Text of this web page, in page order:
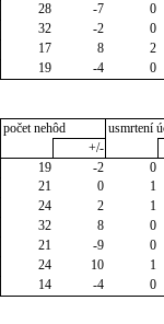
28 -7
0
32 -2
0
17 8
2
19 -4 0
počet nehôd
usmrtení
+/-
19 -2
0
21 0
1
24 2
1
32 8
0
21 -9
0
24 10
1
14 -4 0